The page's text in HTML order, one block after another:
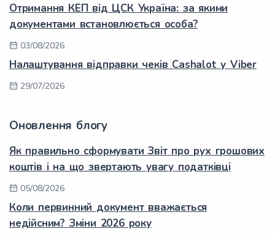
Отримання КЕП від ЦСК Україна: за якими
документами встановлюється особа?
03/08/2026
Налаштування відправки чеків Cashalot у Viber
29/07/2026
Оновлення блогу
Як правильно сформувати Звіт про рух грошових
коштів і на що звертають увагу податківці
05/08/2026
Коли первинний документ вважається
недійсним? Зміни 2026 року